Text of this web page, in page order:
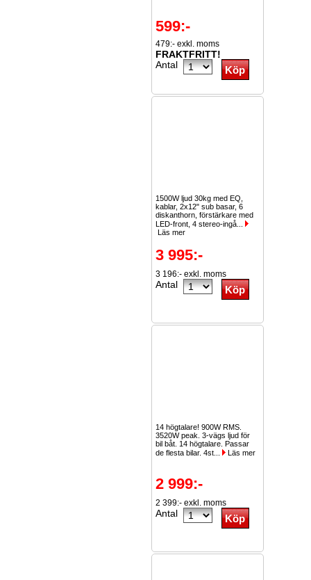
599:-
479:- exkl. moms
FRAKTFRITT!
Antal
1500W ljud 30kg med EQ,
kablar, 2x12" sub basar, 6
diskanthorn, förstärkare med
LED-front, 4 stereo-ingå...
Läs mer
3 995:-
3 196:- exkl. moms
Antal
14 högtalare! 900W RMS.
3520W peak. 3-vägs ljud för
bil båt. 14 högtalare. Passar
de flesta bilar. 4st...
Läs mer
2 999:-
2 399:- exkl. moms
Antal